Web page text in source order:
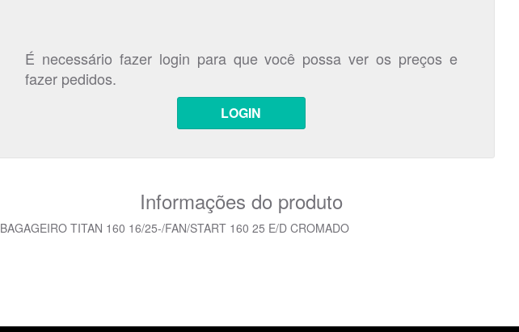
É necessário fazer login para que você possa ver os preços e
fazer pedidos.
LOGIN
Informações do produto
BAGAGEIRO TITAN 160 16/25-/FAN/START 160 25 E/D CROMADO